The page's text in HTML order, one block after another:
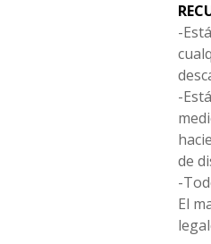
-
-
de
-
El